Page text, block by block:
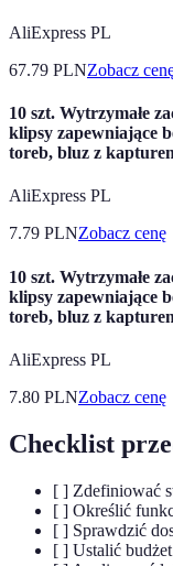
AliExpress PL
67.79 PLNZobacz
10 szt. Wytrzymałe
klipsy zapewniające
toreb, bluz z
AliExpress PL
7.79 PLNZobacz cenę
10 szt. Wytrzymałe
klipsy zapewniające
toreb, bluz z
AliExpress PL
7.80 PLNZobacz cenę
Checklist
[ ] Zdefiniować
[ ] Określić
[ ] Sprawdzić
[ ] Ustalić